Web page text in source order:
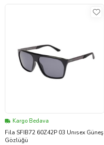
Kargo Bedava
Fila SFIB72 60Z42P 03 Unısex Güneş
Gözlüğü